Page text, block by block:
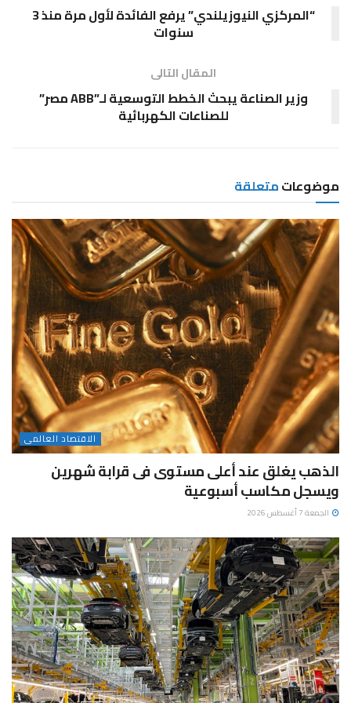
“المركزي النيوزيلندي” يرفع الفائدة لأول مرة منذ 3
سنوات
المقال التالى
وزير الصناعة يبحث الخطط التوسعية لـ”ABB مصر”
للصناعات الكهربائية
موضوعاتمتعلقة
الاقتصاد العالمى
الذهب يغلق عند أعلى مستوى فى قرابة شهرين
ويسجل مكاسب أسبوعية
الجمعة 7 أغسطس 2026